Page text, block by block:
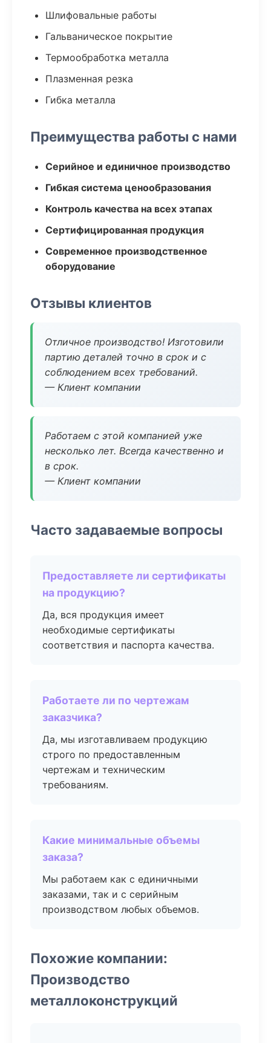
Шлифовальные работы
Гальваническое покрытие
Термообработка металла
Плазменная резка
Гибка металла
Преимущества работы с нами
Серийное и единичное производство
Гибкая система ценообразования
Контроль качества на всех этапах
Сертифицированная продукция
Современное производственное
оборудование
Отзывы клиентов
Отличное производство! Изготовили
партию деталей точно в срок и с
соблюдением всех требований.
— Клиент компании
Работаем с этой компанией уже
несколько лет. Всегда качественно и
в срок.
— Клиент компании
Часто задаваемые вопросы
Предоставляете ли сертификаты
на продукцию?
Да, вся продукция имеет
необходимые сертификаты
соответствия и паспорта качества.
Работаете ли по чертежам
заказчика?
Да, мы изготавливаем продукцию
строго по предоставленным
чертежам и техническим
требованиям.
Какие минимальные объемы
заказа?
Мы работаем как с единичными
заказами, так и с серийным
производством любых объемов.
Похожие компании:
Производство
металлоконструкций